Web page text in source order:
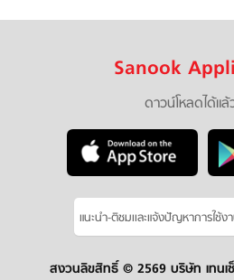
Sanook
ดาวน์โหลดได้แ
แนะนำ-ติชมเเละแจ้งปัญหาการใช้ง
สงวนลิขสิทธิ์ © 2569 บริษัท เทนเ